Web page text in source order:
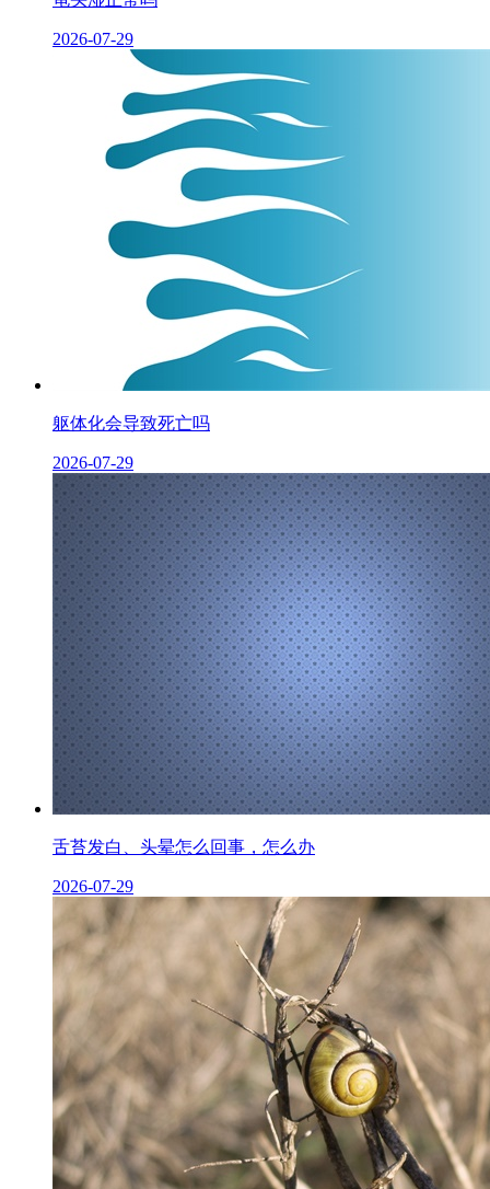
2026-07-29
躯体化会导致死亡吗
2026-07-29
舌苔发白、头晕怎么回事，怎么办
2026-07-29